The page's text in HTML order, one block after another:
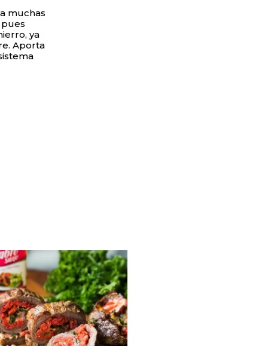
muchas
ya
Aporta